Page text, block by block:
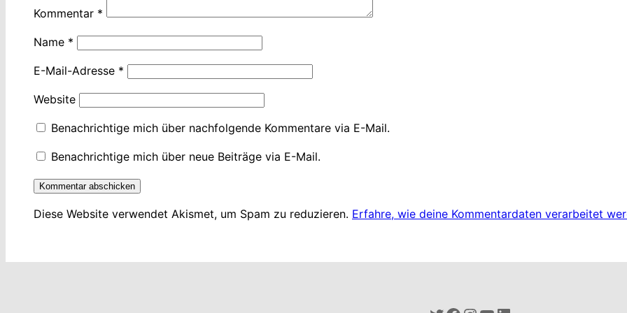
Kommentar *
Name *
E-Mail-Adresse *
Website
Benachrichtige mich über nachfolgende Kommentare via E-Mail.
Benachrichtige mich über neue Beiträge via E-Mail.
Diese Website verwendet Akismet, um Spam zu reduzieren. Erfahre, wie deine Kommentardaten verarbeitet